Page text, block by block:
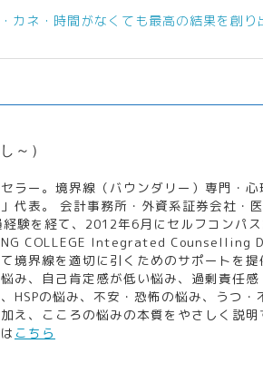
ネ・時間がなくても最高の結果を創り
～）
ラー。境界線（バウンダリー）専門・
」代表。 会計事務所・外資系証券会社・
験を経て、2012年6月にセルフコンパ
COLLEGE Integrated Counselling
境界線を適切に引くためのサポートを
み、自己肯定感が低い悩み、過剰責任
HSPの悩み、不安・恐怖の悩み、うつ・
え、こころの悩みの本質をやさしく説
こちら